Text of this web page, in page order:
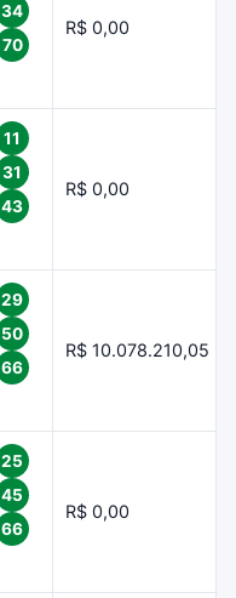
34
70
R$ 0,00
11
31
43
R$ 0,00
29
50
66
R$ 10.078.210,05
25
45
66
R$ 0,00